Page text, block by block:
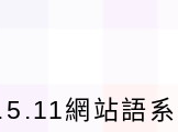
網站語